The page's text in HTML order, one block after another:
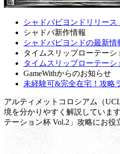
シャドバビヨンドリリース
シャドバ新作情報
シャドバビヨンドの最新情
タイムスリップローテーシ
タイムスリップローテー
GameWithからのお知らせ
未経験可&完全在宅！攻略
アルティメットコロシアム（
境を分かりやすく解説していま
テーション杯 Vol.2」攻略にお役